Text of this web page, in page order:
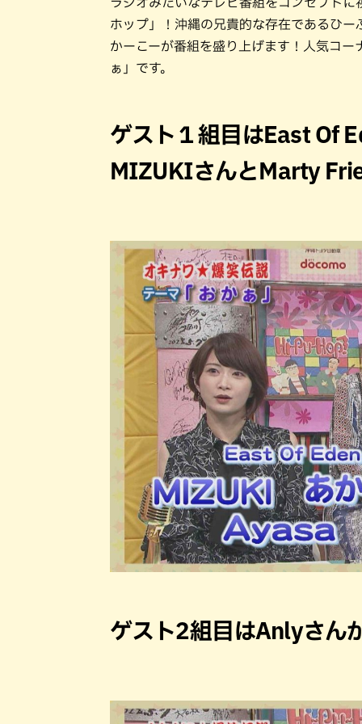
ホップ」！沖縄の兄貴的な存在であるひ
かーこーが番組を盛り上げます！人気コ
ぁ」です。
ゲスト１組目はEast Of
MIZUKIさんとMarty
ゲスト2組目はAnlyさん